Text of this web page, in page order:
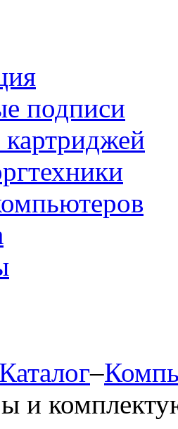
подписи
картриджей
Каталог–
и